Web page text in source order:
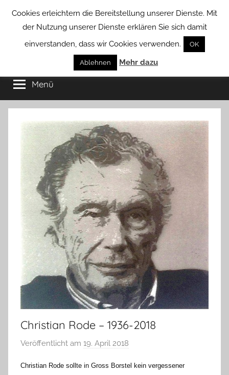
Borstel
von
Groß
Borstel
Menü
Christian Rode – 1936-2018
Veröffentlicht am 19. April 2018
n
Christian Rode sollte in Gross Borstel kein vergessener
Cookies erleichtern die Bereitstellung unserer Dienste. Mit
der Nutzung unserer Dienste erklären Sie sich damit
einverstanden, dass wir Cookies verwenden.
OK
Ablehnen Mehr dazu